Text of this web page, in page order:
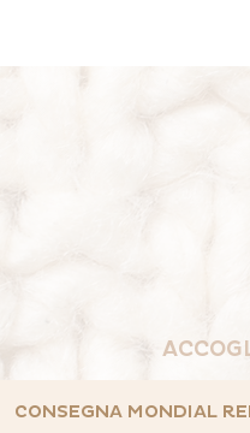
CONSEGNA MONDIAL